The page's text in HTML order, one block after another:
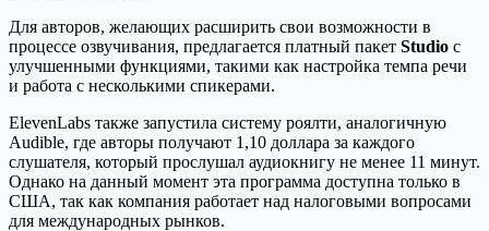
Для авторов, желающих расширить свои возможности в
процессе озвучивания, предлагается платный пакет Studio с
улучшенными функциями, такими как настройка темпа речи
и работа с несколькими спикерами.
ElevenLabs также запустила систему роялти, аналогичную
Audible, где авторы получают 1,10 доллара за каждого
слушателя, который прослушал аудиокнигу не менее 11 минут.
Однако на данный момент эта программа доступна только в
США, так как компания работает над налоговыми вопросами
для международных рынков.